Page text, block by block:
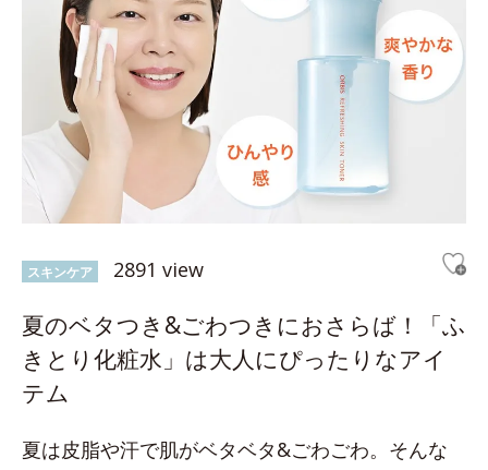
スキンケア 2891 view
夏のベタつき&ごわつきにおさらば！「ふ
きとり化粧水」は大人にぴったりなアイ
テム
夏は皮脂や汗で肌がベタベタ&ごわごわ。そんな